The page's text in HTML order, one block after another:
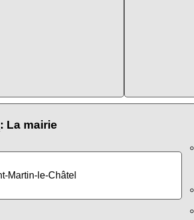
: La mairie